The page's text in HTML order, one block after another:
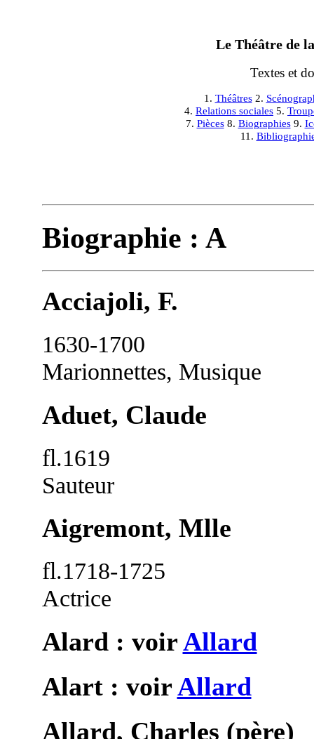
Le Théâtre de
Textes et
1. Théâtres2.
4. Relations sociales 5.
7. Pièces8. Biographies9.
11.
Biographie : A
Acciajoli, F.
1630-1700
Marionnettes, Musique
Aduet, Claude
fl.1619
Sauteur
Aigremont, Mlle
fl.1718-1725
Actrice
Alard : voirAllard
Alart : voirAllard
Allard, Charles (père)